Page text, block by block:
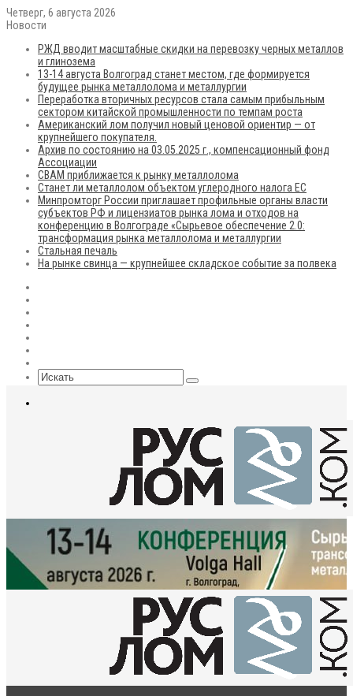
Четверг, 6 августа 2026
Новости
РЖД вводит масштабные скидки на перевозку черных металлов
и глинозема
13-14 августа Волгоград станет местом, где формируется
будущее рынка металлолома и металлургии
Переработка вторичных ресурсов стала самым прибыльным
сектором китайской промышленности по темпам роста
Американский лом получил новый ценовой ориентир — от
крупнейшего покупателя.
Архив по состоянию на 03.05.2025 г., компенсационный фонд
Ассоциации
CBAM приближается к рынку металлолома
Станет ли металлолом объектом углеродного налога ЕС
Минпромторг России приглашает профильные органы власти
субъектов РФ и лицензиатов рынка лома и отходов на
конференцию в Волгограде «Сырьевое обеспечение 2.0:
трансформация рынка металлолома и металлургии
Стальная печаль
На рынке свинца — крупнейшее складское событие за полвека
Искать